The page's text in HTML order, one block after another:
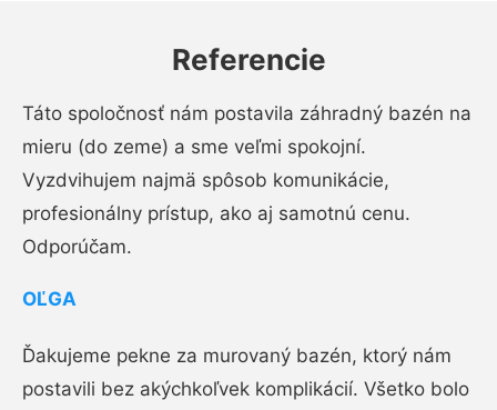
Referencie
Táto spoločnosť nám postavila záhradný bazén na
mieru (do zeme) a sme veľmi spokojní.
Vyzdvihujem najmä spôsob komunikácie,
profesionálny prístup, ako aj samotnú cenu.
Odporúčam.
OĽGA
Ďakujeme pekne za murovaný bazén, ktorý nám
postavili bez akýchkoľvek komplikácií. Všetko bolo